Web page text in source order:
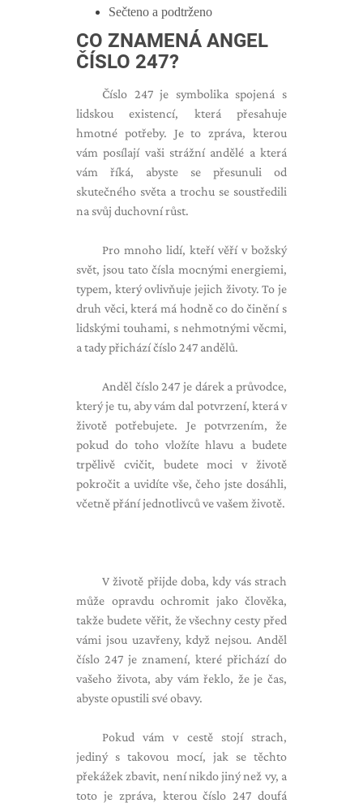
Sečteno a podtrženo
CO ZNAMENÁ ANGEL
ČÍSLO 247?
Číslo 247 je symbolika spojená s
lidskou existencí, která přesahuje
hmotné potřeby. Je to zpráva, kterou
vám posílají vaši strážní andělé a která
vám říká, abyste se přesunuli od
skutečného světa a trochu se soustředili
na svůj duchovní růst.
Pro mnoho lidí, kteří věří v božský
svět, jsou tato čísla mocnými energiemi,
typem, který ovlivňuje jejich životy. To je
druh věci, která má hodně co do činění s
lidskými touhami, s nehmotnými věcmi,
a tady přichází číslo 247 andělů.
Anděl číslo 247 je dárek a průvodce,
který je tu, aby vám dal potvrzení, která v
životě potřebujete. Je potvrzením, že
pokud do toho vložíte hlavu a budete
trpělivě cvičit, budete moci v životě
pokročit a uvidíte vše, čeho jste dosáhli,
včetně přání jednotlivců ve vašem životě.
V životě přijde doba, kdy vás strach
může opravdu ochromit jako člověka,
takže budete věřit, že všechny cesty před
vámi jsou uzavřeny, když nejsou. Anděl
číslo 247 je znamení, které přichází do
vašeho života, aby vám řeklo, že je čas,
abyste opustili své obavy.
Pokud vám v cestě stojí strach,
jediný s takovou mocí, jak se těchto
překážek zbavit, není nikdo jiný než vy, a
toto je zpráva, kterou číslo 247 doufá